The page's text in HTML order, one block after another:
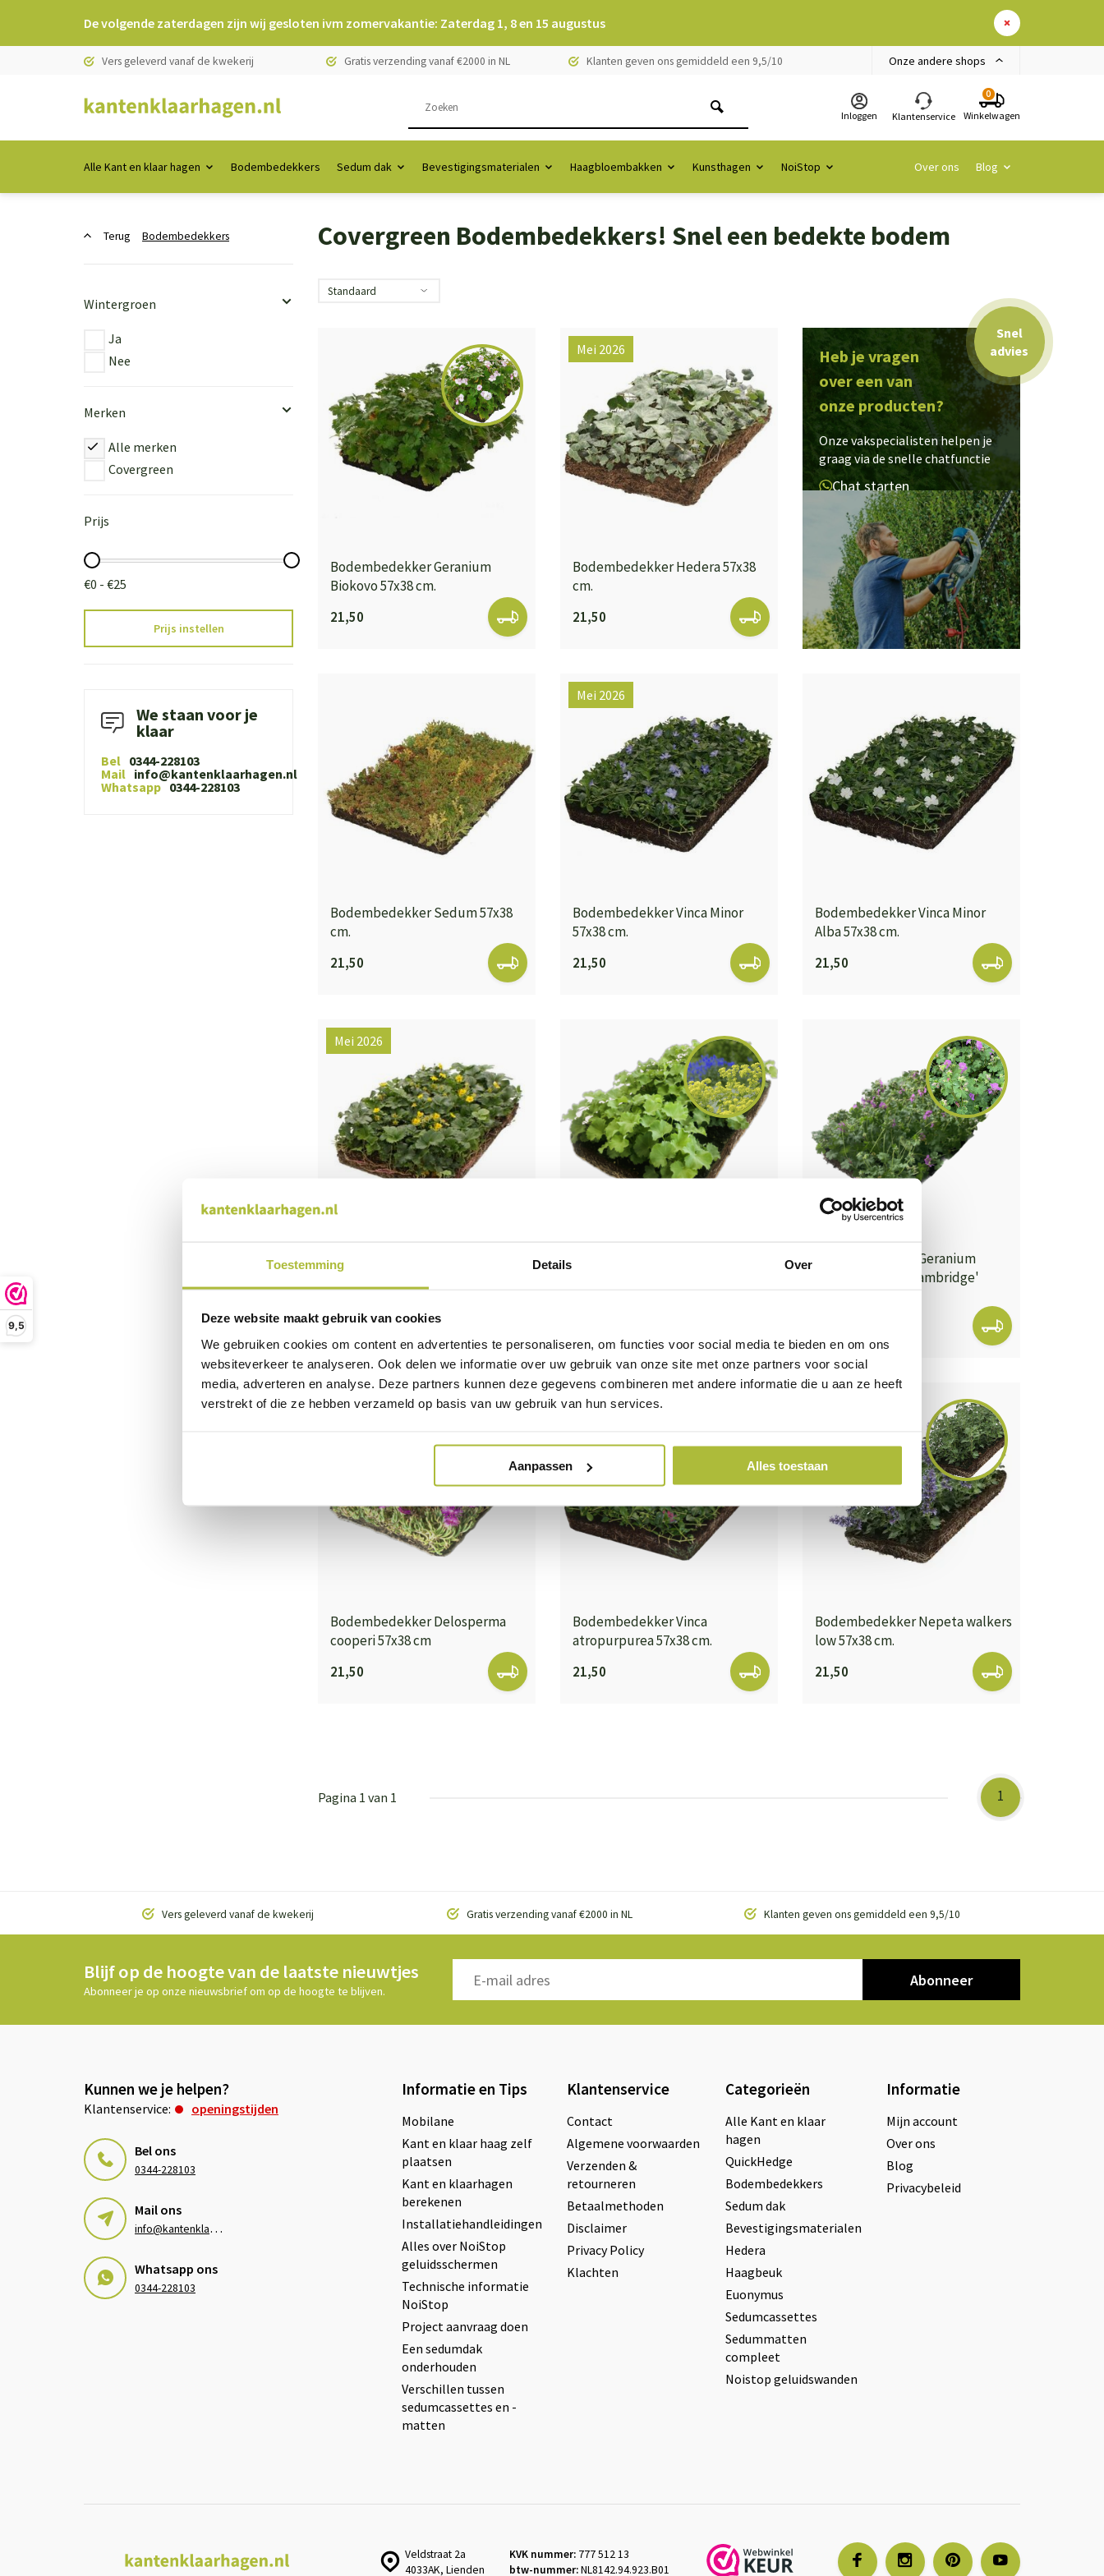
Toestemming Details Over
Deze website maakt gebruik van cookies
We gebruiken cookies om content en advertenties te personaliseren, om functies voor social media te bieden en om ons
websiteverkeer te analyseren. Ook delen we informatie over uw gebruik van onze site met onze partners voor social
media, adverteren en analyse. Deze partners kunnen deze gegevens combineren met andere informatie die u aan ze heeft
verstrekt of die ze hebben verzameld op basis van uw gebruik van hun services.
Aanpassen Alles toestaan
9,5
De volgende zaterdagen zijn wij gesloten ivm zomervakantie: Zaterdag 1, 8 en 15 augustus
Vers geleverd vanaf de kwekerij Gratis verzending vanaf €2000 in NL Klanten geven ons gemiddeld een 9,5/10 Onze andere shops
Inloggen Klantenservice
0
Winkelwagen
Alle Kant en klaar hagen Bodembedekkers Sedum dak Bevestigingsmaterialen Haagbloembakken Kunsthagen NoiStop Over ons Blog
Terug Bodembedekkers Covergreen Bodembedekkers! Snel een bedekte bodem
Wintergroen
Ja
Nee
Merken
Alle merken
Covergreen
Prijs
€0 - €25
Prijs instellen
We staan voor je
klaar
Bel 0344-228103
Mail info@kantenklaarhagen.nl
Whatsapp 0344-228103
Bodembedekker Geranium
Biokovo 57x38 cm.
21,50
Mei 2026
Bodembedekker Hedera 57x38
cm.
21,50
Snel
advies
Heb je vragen
over een van
onze producten?
Onze vakspecialisten helpen je
graag via de snelle chatfunctie
Chat starten
Bodembedekker Sedum 57x38
cm.
21,50
Mei 2026
Bodembedekker Vinca Minor
57x38 cm.
21,50
Bodembedekker Vinca Minor
Alba 57x38 cm.
21,50
Mei 2026
Bodembedekker Waldsteinia
Ternata 57x38 cm.
21,50
Bodembedekker Geranium
Cantabrigiense 'Cambridge'
Bodembedekker Delosperma
cooperi 57x38 cm
21,50
Bodembedekker Vinca
atropurpurea 57x38 cm.
21,50
Bodembedekker Nepeta walkers
low 57x38 cm.
21,50
Pagina 1 van 1 1
Vers geleverd vanaf de kwekerij Gratis verzending vanaf €2000 in NL Klanten geven ons gemiddeld een 9,5/10
Blijf op de hoogte van de laatste nieuwtjes
Abonneer je op onze nieuwsbrief om op de hoogte te blijven.
Abonneer
Kunnen we je helpen?
Klantenservice: openingstijden
Bel ons
0344-228103
Mail ons
i
nfo@kantenklaarhagen.nl
Whatsapp ons
0344-228103
Informatie en Tips
Mobilane
Kant en klaar haag zelf
plaatsen
Kant en klaarhagen
berekenen
Installatiehandleidingen
Alles over NoiStop
geluidsschermen
Technische informatie
NoiStop
Project aanvraag doen
Een sedumdak
onderhouden
Verschillen tussen
sedumcassettes en -
matten
Klantenservice
Contact
Algemene voorwaarden
Verzenden &
retourneren
Betaalmethoden
Disclaimer
Privacy Policy
Klachten
Categorieën
Alle Kant en klaar
hagen
QuickHedge
Bodembedekkers
Sedum dak
Bevestigingsmaterialen
Hedera
Haagbeuk
Euonymus
Sedumcassettes
Sedummatten
compleet
Noistop geluidswanden
Informatie
Mijn account
Over ons
Blog
Privacybeleid
Veldstraat 2a
4033AK, Lienden
KVK nummer: 777 512 13
btw-nummer:NL8142.94.923.B01